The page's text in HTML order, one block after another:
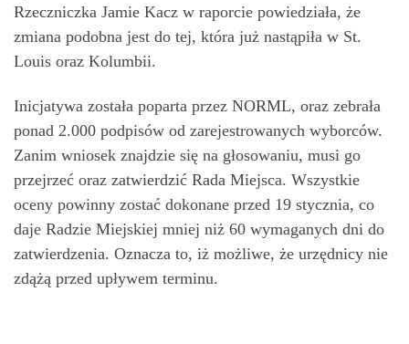
Rzeczniczka Jamie Kacz w raporcie powiedziała, że
zmiana podobna jest do tej, która już nastąpiła w St.
Louis oraz Kolumbii.
Inicjatywa została poparta przez NORML, oraz zebrała
ponad 2.000 podpisów od zarejestrowanych wyborców.
Zanim wniosek znajdzie się na głosowaniu, musi go
przejrzeć oraz zatwierdzić Rada Miejsca. Wszystkie
oceny powinny zostać dokonane przed 19 stycznia, co
daje Radzie Miejskiej mniej niż 60 wymaganych dni do
zatwierdzenia. Oznacza to, iż możliwe, że urzędnicy nie
zdążą przed upływem terminu.